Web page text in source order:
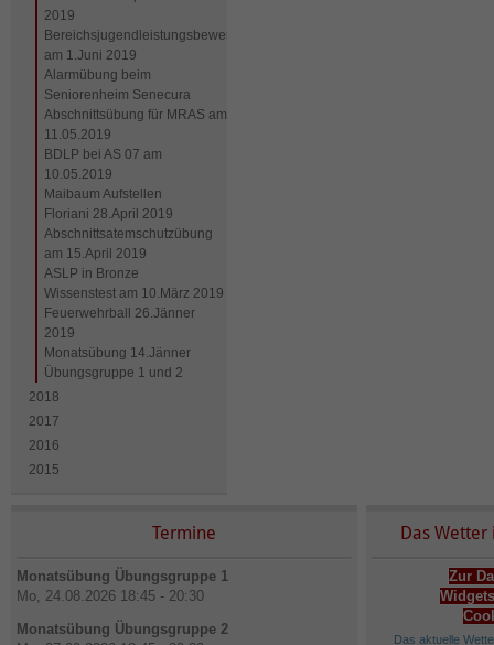
2019
Bereichsjugendleistungsbewerb
am 1.Juni 2019
Alarmübung beim
Seniorenheim Senecura
Abschnittsübung für MRAS am
11.05.2019
BDLP bei AS 07 am
10.05.2019
Maibaum Aufstellen
Floriani 28.April 2019
Abschnittsatemschutzübung
am 15.April 2019
ASLP in Bronze
Wissenstest am 10.März 2019
Feuerwehrball 26.Jänner
2019
Monatsübung 14.Jänner
Übungsgruppe 1 und 2
2018
2017
2016
2015
Termine
Monatsübung Übungsgruppe 1
Mo, 24.08.2026 18:45 - 20:30
Monatsübung Übungsgruppe 2
Das Wetter
Zur
Das aktuelle